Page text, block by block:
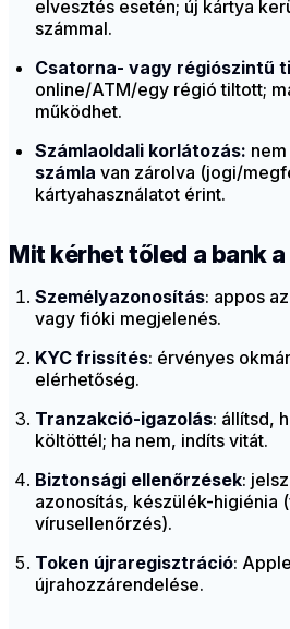
elvesztés esetén; új kártya
számmal.
Csatorna- vagy régiószintű
online/ATM/egy régió tiltott;
működhet.
Számlaoldali korlátozás:
számla van zárolva (jogi/
kártyahasználatot érint.
Mit kérhet tőled a bank
Személyazonosítás: appos
vagy fióki megjelenés.
KYC frissítés: érvényes
elérhetőség.
Tranzakció-igazolás: állítsd,
költöttél; ha nem, indíts vitát.
Biztonsági ellenőrzések:
azonosítás, készülék-higiénia
vírusellenőrzés).
Token újraregisztráció:
újrahozzárendelése.